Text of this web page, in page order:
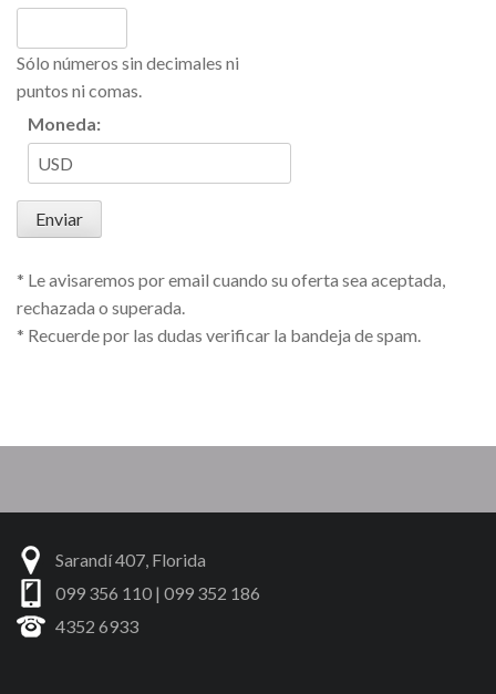
Sólo números sin decimales ni
puntos ni comas.
Moneda:
* Le avisaremos por email cuando su oferta sea aceptada,
rechazada o superada.
* Recuerde por las dudas verificar la bandeja de spam.
Sarandí 407, Florida
099 356 110 | 099 352 186
4352 6933